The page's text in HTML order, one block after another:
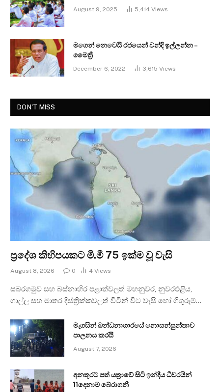
August 9, 2025 5,414 Views
මගෙන් නෙවෙයි රජයෙන් වන්දි ඉල්ලන්න –
මෛත්‍රී
December 6, 2022 3,615 Views
DON'T MISS
ප්‍රදේශ කිහිපයකට මි.මී 75 ඉක්ම වූ වැසි
August 8, 2026 0 4 Views
සබරගමුව සහ බස්නාහිර පළාත්වලත් මහනුවර, නුවරඑළිය,
ගාල්ල සහ මාතර දිස්ත්‍රික්කවලත් විටින් විට වැසි හෝ ගිගුරුම්…
මැගසින් බන්ධනාගාරයේ නොසන්සුන්තාව
පාලනය කරයි
August 7, 2026
අනතුරට පත් යත්‍රාවේ සිටි ඉන්දීය ධීවරයින්
11දෙනාම බේරාගනී